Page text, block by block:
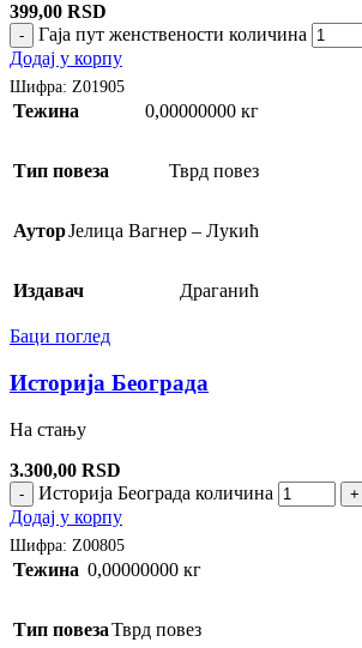
399,00 RSD
- Гаја пут женствености количина
Додај у корпу
Шифра: Z01905
Тежина 0,00000000 кг
Тип повеза Тврд повез
АуторЈелица Вагнер – Лукић
Издавач Драганић
Баци поглед
Историја Београда
На стању
3.300,00 RSD
- Историја Београда количина +
Додај у корпу
Шифра: Z00805
Тежина 0,00000000 кг
Тип повезаТврд повез